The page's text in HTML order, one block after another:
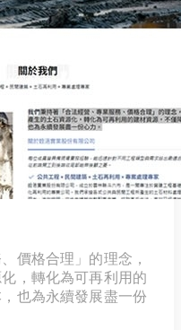
價格合理」的理念，
，轉化為可再利用的
也為永續發展盡一份